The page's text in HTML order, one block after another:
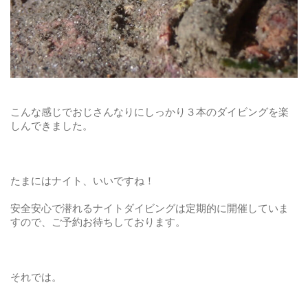
こんな感じでおじさんなりにしっかり３本のダイビングを楽
しんできました。
たまにはナイト、いいですね！
安全安心で潜れるナイトダイビングは定期的に開催していま
すので、ご予約お待ちしております。
それでは。